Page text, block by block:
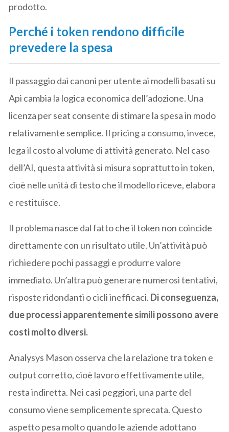
prodotto.
Perché i token rendono difficile
prevedere la spesa
Il passaggio dai canoni per utente ai modelli basati su
Api cambia la logica economica dell’adozione. Una
licenza per seat consente di stimare la spesa in modo
relativamente semplice. Il pricing a consumo, invece,
lega il costo al volume di attività generato. Nel caso
dell’AI, questa attività si misura soprattutto in token,
cioè nelle unità di testo che il modello riceve, elabora
e restituisce.
Il problema nasce dal fatto che il token non coincide
direttamente con un risultato utile. Un’attività può
richiedere pochi passaggi e produrre valore
immediato. Un’altra può generare numerosi tentativi,
risposte ridondanti o cicli inefficaci. Di conseguenza,
due processi apparentemente simili possono avere
costi molto diversi.
Analysys Mason osserva che la relazione tra token e
output corretto, cioè lavoro effettivamente utile,
resta indiretta. Nei casi peggiori, una parte del
consumo viene semplicemente sprecata. Questo
aspetto pesa molto quando le aziende adottano